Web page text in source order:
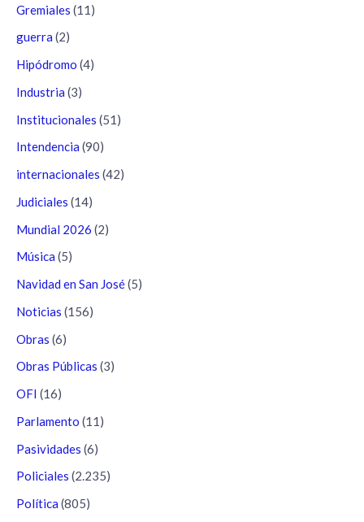
Gremiales (11)
guerra (2)
Hipódromo (4)
Industria (3)
Institucionales (51)
Intendencia (90)
internacionales (42)
Judiciales (14)
Mundial 2026 (2)
Música (5)
Navidad en San José(5)
Noticias (156)
Obras (6)
Obras Públicas (3)
OFI (16)
Parlamento (11)
Pasividades (6)
Policiales (2.235)
Política (805)